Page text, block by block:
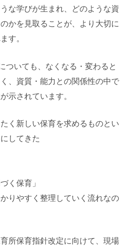
な学びが生まれ、どのような資
かを見取ることが、より大切に
す。
ついても、なくなる・変わると
、資質・能力との関係性の中で
示されています。
く新しい保育を求めるものとい
してきた
く保育」
りやすく整理していく流れなの
所保育指針改定に向けて、現場